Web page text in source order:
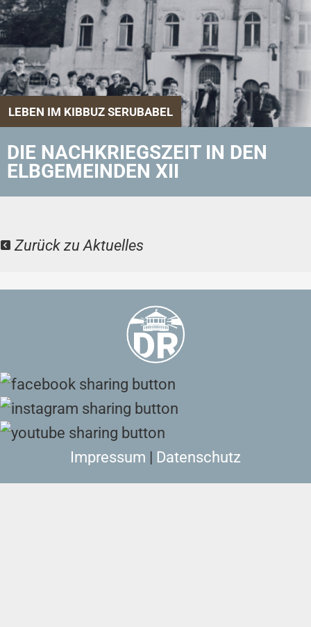
LEBEN IM KIBBUZ SERUBABEL
DIE NACHKRIEGSZEIT IN DEN
ELBGEMEINDEN XII
Zurück zu Aktuelles
Impressum Datenschutz